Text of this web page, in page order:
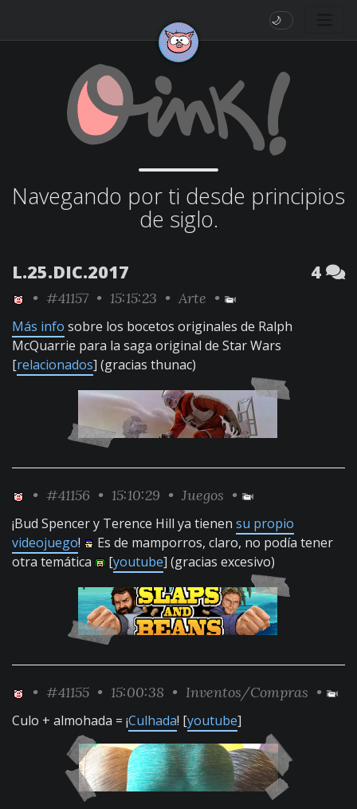
🌙
Navegando por ti desde principios
de siglo.
L.25.DIC.2017 4
• #41157 • 15:15:23 • Arte •
Más info sobre los bocetos originales de Ralph
McQuarrie para la saga original de Star Wars
[relacionados] (gracias thunac)
• #41156 • 15:10:29 • Juegos •
¡Bud Spencer y Terence Hill ya tienen su propio
videojuego!
Es de mamporros, claro, no podía tener
otra temática
[youtube] (gracias excesivo)
• #41155 • 15:00:38 • Inventos/Compras •
Culo + almohada = ¡Culhada! [youtube]